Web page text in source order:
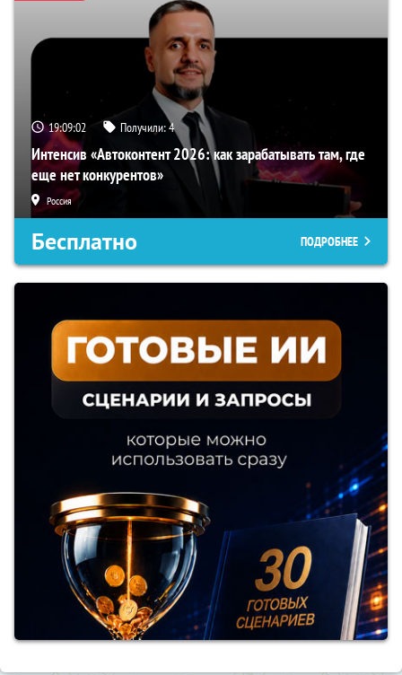
19:09:01 Получили:4
Интенсив «Автоконтент 2026: как зарабатывать там, где
еще нет конкурентов»
Россия
Бесплатно ПОДРОБНЕЕ